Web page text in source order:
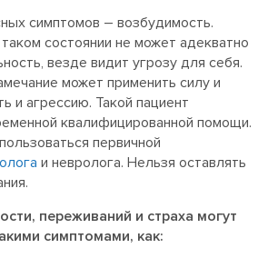
симптомов – возбудимость.
состоянии не может адекватно
везде видит угрозу для себя.
может применить силу и
и агрессию. Такой пациент
квалифицированной помощи.
первичной
и невролога. Нельзя оставлять
переживаний и страха могут
симптомами, как: